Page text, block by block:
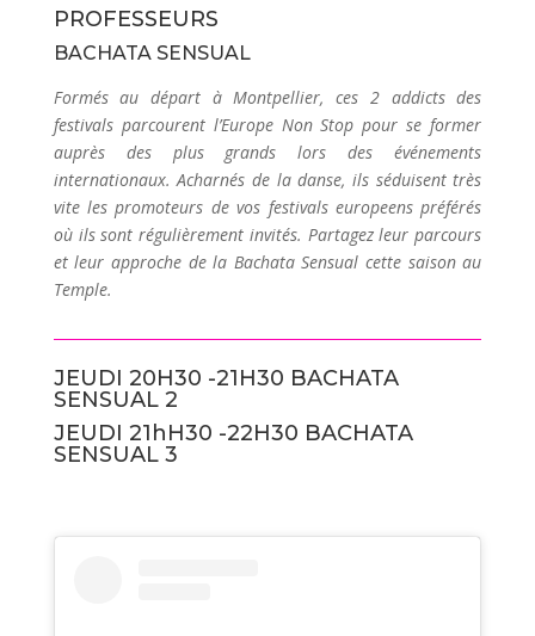
PROFESSEURS
BACHATA SENSUAL
Formés au départ à Montpellier, ces 2 addicts des
festivals parcourent l’Europe Non Stop pour se former
auprès des plus grands lors des événements
internationaux. Acharnés de la danse, ils séduisent très
vite les promoteurs de vos festivals europeens préférés
où ils sont régulièrement invités. Partagez leur parcours
et leur approche de la Bachata Sensual cette saison au
Temple.
JEUDI 20H30 -21H30 BACHATA
SENSUAL 2
JEUDI 21hH30 -22H30 BACHATA
SENSUAL 3